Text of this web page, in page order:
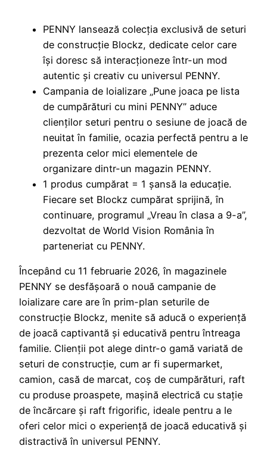
PENNY lansează colecția exclusivă de seturi
de construcție Blockz, dedicate celor care
își doresc să interacționeze într-un mod
autentic și creativ cu universul PENNY.
Campania de loializare „Pune joaca pe lista
de cumpărături cu mini PENNY” aduce
clienților seturi pentru o sesiune de joacă de
neuitat în familie, ocazia perfectă pentru a le
prezenta celor mici elementele de
organizare dintr-un magazin PENNY.
1 produs cumpărat = 1 șansă la educație.
Fiecare set Blockz cumpărat sprijină, în
continuare, programul „Vreau în clasa a 9-a”,
dezvoltat de World Vision România în
parteneriat cu PENNY.
Începând cu 11 februarie 2026, în magazinele
PENNY se desfășoară o nouă campanie de
loializare care are în prim-plan seturile de
construcție Blockz, menite să aducă o experiență
de joacă captivantă și educativă pentru întreaga
familie. Clienții pot alege dintr-o gamă variată de
seturi de construcție, cum ar fi supermarket,
camion, casă de marcat, coș de cumpărături, raft
cu produse proaspete, mașină electrică cu stație
de încărcare și raft frigorific, ideale pentru a le
oferi celor mici o experiență de joacă educativă și
distractivă în universul PENNY.